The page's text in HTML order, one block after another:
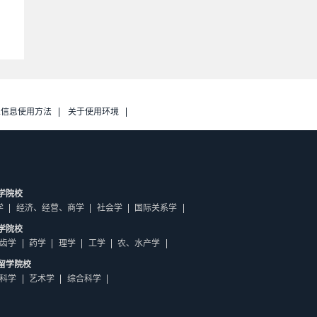
息使用方法 关于使用环境
院校
经济、经营、商学 社会学 国际关系学
院校
学
药学 理学 工学 农、水产学
学院校
学
艺术学 综合科学